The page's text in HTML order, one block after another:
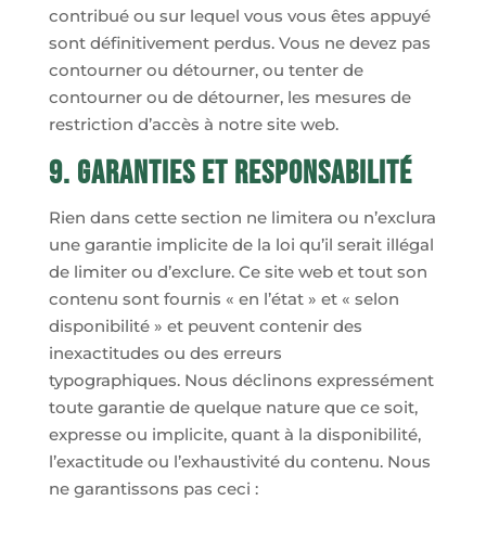
contribué ou sur lequel vous vous êtes appuyé
sont définitivement perdus. Vous ne devez pas
contourner ou détourner, ou tenter de
contourner ou de détourner, les mesures de
restriction d’accès à notre site web.
9. Garanties et responsabilité
Rien dans cette section ne limitera ou n’exclura
une garantie implicite de la loi qu’il serait illégal
de limiter ou d’exclure. Ce site web et tout son
contenu sont fournis « en l’état » et « selon
disponibilité » et peuvent contenir des
inexactitudes ou des erreurs
typographiques. Nous déclinons expressément
toute garantie de quelque nature que ce soit,
expresse ou implicite, quant à la disponibilité,
l’exactitude ou l’exhaustivité du contenu. Nous
ne garantissons pas ceci :